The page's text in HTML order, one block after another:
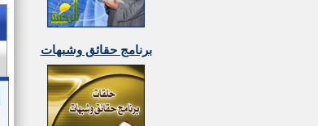
برنامج حقائق وشبهات